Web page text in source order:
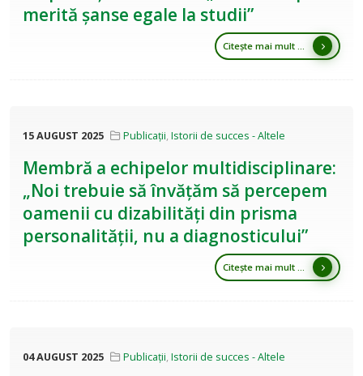
merită șanse egale la studii”
Citește mai mult ...
15 AUGUST 2025 Publicații, Istorii de succes - Altele
Membră a echipelor multidisciplinare:
„Noi trebuie să învățăm să percepem
oamenii cu dizabilități din prisma
personalității, nu a diagnosticului”
Citește mai mult ...
04 AUGUST 2025 Publicații, Istorii de succes - Altele